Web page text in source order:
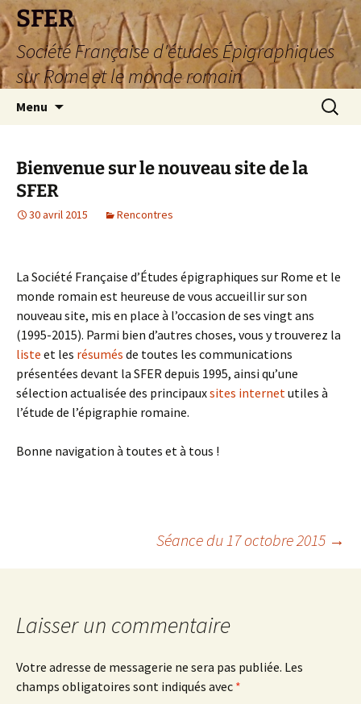
SFER
Société Française d'études Épigraphiques
sur Rome et le monde romain
Menu
Bienvenue sur le nouveau site de la
SFER
30 avril 2015 Rencontres
La Société Française d’Études épigraphiques sur Rome et le
monde romain est heureuse de vous accueillir sur son
nouveau site, mis en place à l’occasion de ses vingt ans
(1995-2015). Parmi bien d’autres choses, vous y trouverez la
liste et les résumés de toutes les communications
présentées devant la SFER depuis 1995, ainsi qu’une
sélection actualisée des principauxsites internetutiles à
l’étude de l’épigraphie romaine.
Bonne navigation à toutes et à tous !
Navigation
des
articles
Séance du 17 octobre 2015 →
Laisser un commentaire
Votre adresse de messagerie ne sera pas publiée. Les
champs obligatoires sont indiqués avec *